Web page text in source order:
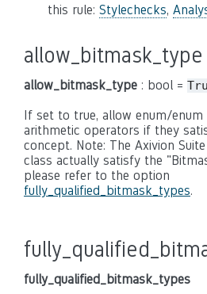
this rule: Stylechecks,
allow_bitmask_type
allow_bitmask_type : bool =
If set to true, allow enum/
arithmetic operators if they
concept. Note: The Axivion
class actually satisfy the
please refer to the option
fully_qualified_bitmask_types.
fully_qualified_bitmask_types